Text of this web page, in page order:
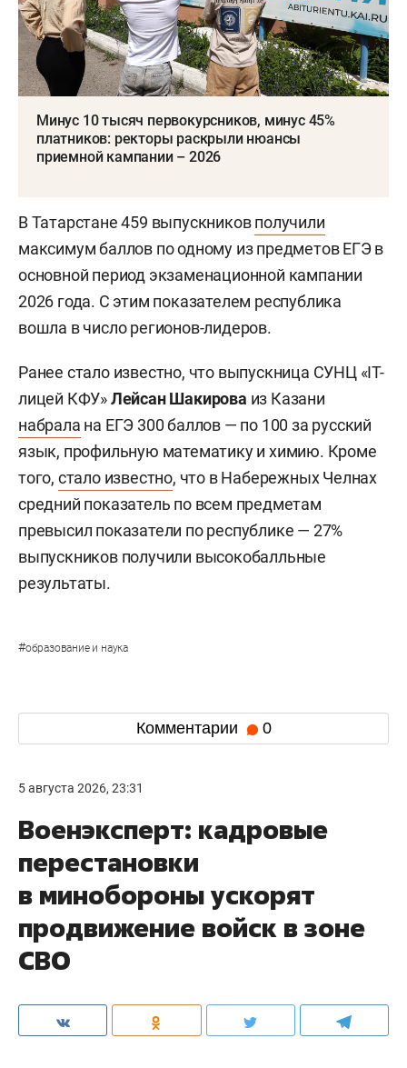
Минус 10 тысяч первокурсников, минус 45%
платников: ректоры раскрыли нюансы
приемной кампании – 2026
В Татарстане 459 выпускниковполучили
максимум баллов по одному из предметов ЕГЭ в
основной период экзаменационной кампании
2026 года. С этим показателем республика
вошла в число регионов-лидеров.
Ранее стало известно, что выпускница СУНЦ «IT-
лицей КФУ»Лейсан Шакирова из Казани
набрала на ЕГЭ 300 баллов — по 100 за русский
язык, профильную математику и химию. Кроме
того, стало известно, что в Набережных Челнах
средний показатель по всем предметам
превысил показатели по республике — 27%
выпускников получили высокобалльные
результаты.
#образование и наука
Комментарии 0
5 августа 2026, 23:31
Военэксперт: кадровые
перестановки
в минобороны ускорят
продвижение войск в зоне
СВО